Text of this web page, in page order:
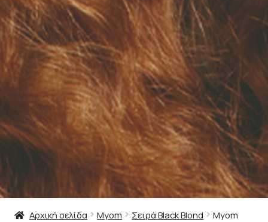
Αρχική σελίδα Myom Σειρά Black Blond
Myom